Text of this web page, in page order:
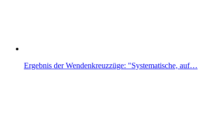
Ergebnis der Wendenkreuzzüge: "Systematische, auf…